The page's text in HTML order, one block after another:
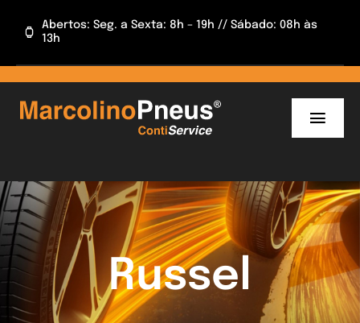
Abertos: Seg. a Sexta: 8h – 19h // Sábado: 08h às
13h
INFORMAÇÕES
CAMPANHAS
APP
Russel